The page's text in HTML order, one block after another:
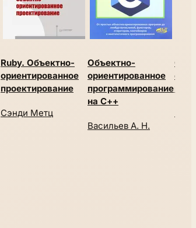
Ruby. Объектно-
ориентированное
проектирование
Сэнди Метц
Объектно-
ориентированное
программирование
на С++
Васильев А. Н.